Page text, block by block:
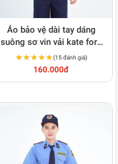
Áo bảo vệ dài tay dáng
suông sơ vin vải kate ford
thoáng mát màu xanh
BH03A
★★★★★
★★★★★(15 đánh giá)
160.000đ